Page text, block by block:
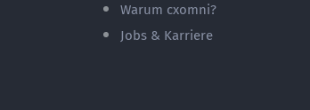
Warum cxomni?
Jobs & Karriere